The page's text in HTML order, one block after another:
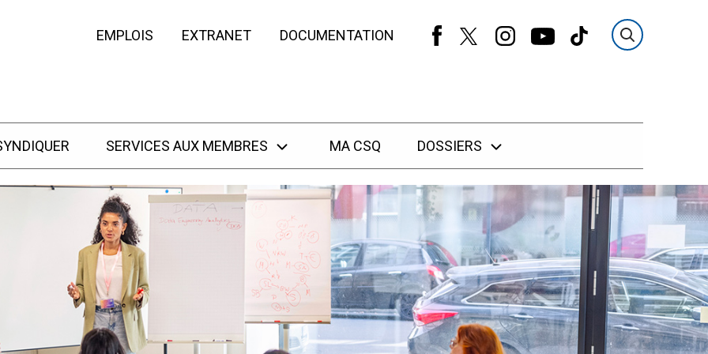
EMPLOIS EXTRANET DOCUMENTATION
SERVICES AUX MEMBRES MA CSQ DOSSIERS